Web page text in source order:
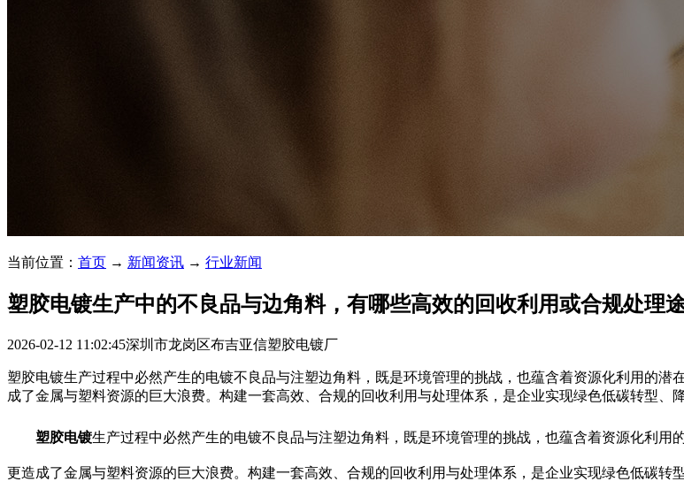
当前位置： 首页 → 新闻资讯 → 行业新闻
塑胶电镀生产中的不良品与边角料，有哪些高效的回收利用或合规处理
2026-02-12 11:02:45深圳市龙岗区布吉亚信塑胶电镀厂
塑胶电镀生产过程中必然产生的电镀不良品与注塑边角料，既是环境管理的挑战，也蕴含着资源化利用的
成了金属与塑料资源的巨大浪费。构建一套高效、合规的回收利用与处理体系，是企业实现绿色低碳转型、
塑胶电镀生产过程中必然产生的电镀不良品与注塑边角料，既是环境管理的挑战，也蕴含着资源化利用
更造成了金属与塑料资源的巨大浪费。构建一套高效、合规的回收利用与处理体系，是企业实现绿色低碳转